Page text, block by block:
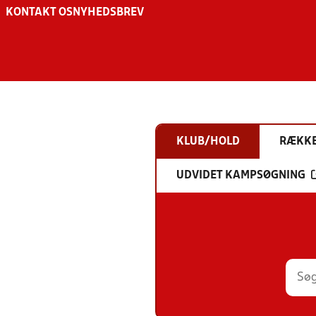
KONTAKT OS NYHEDSBREV
KLUB/HOLD
UDVIDET KAMPSØGNING